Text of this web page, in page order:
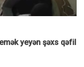
yeyən şəxs qəfil